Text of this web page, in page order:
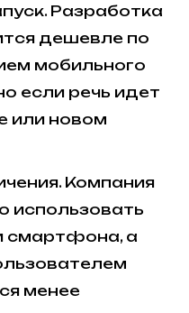
Разработка
дешевле по
мобильного
если речь идет
или новом
Компания
использовать
смартфона, а
менее